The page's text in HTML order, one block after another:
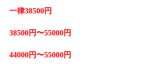
一律38500円
38500円〜55000円
44000円〜55000円